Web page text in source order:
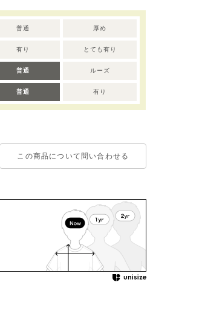
普通 厚め
有り とても有り
普通 ルーズ
普通 有り
この商品について問い合わせる